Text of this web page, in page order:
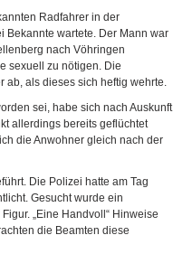
Radfahrer in der
Bekannte wartete. Der Mann war
nach Vöhringen
sexuell zu nötigen. Die
ab, als dieses sich heftig wehrte.
sei, habe sich nach Auskunft
allerdings bereits geflüchtet
die Anwohner gleich nach der
Die Polizei hatte am Tag
Gesucht wurde ein
„Eine Handvoll“ Hinweise
die Beamten diese